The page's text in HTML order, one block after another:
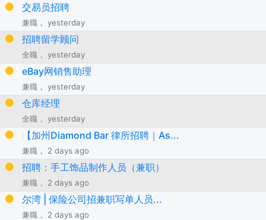
交易员招聘
兼職， yesterday
招聘留学顾问
全職， yesterday
eBay网销售助理
兼職， yesterday
仓库经理
全職， yesterday
【加州Diamond Bar 律所招聘｜As...
兼職， 2 days ago
招聘：手工饰品制作人员（兼职）
兼職， 2 days ago
尔湾 | 保险公司招兼职写单人员...
兼職， 2 days ago